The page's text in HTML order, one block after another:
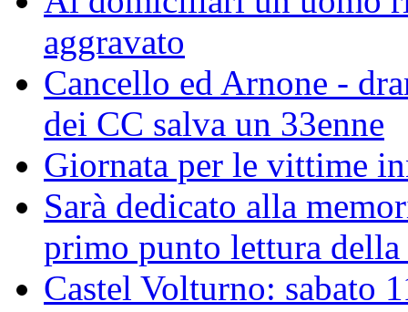
aggravato
Cancello ed Arnone -
dei CC salva un 33enne
Giornata per le vittime
Sarà dedicato alla
primo punto lettura
Castel Volturno: sabato